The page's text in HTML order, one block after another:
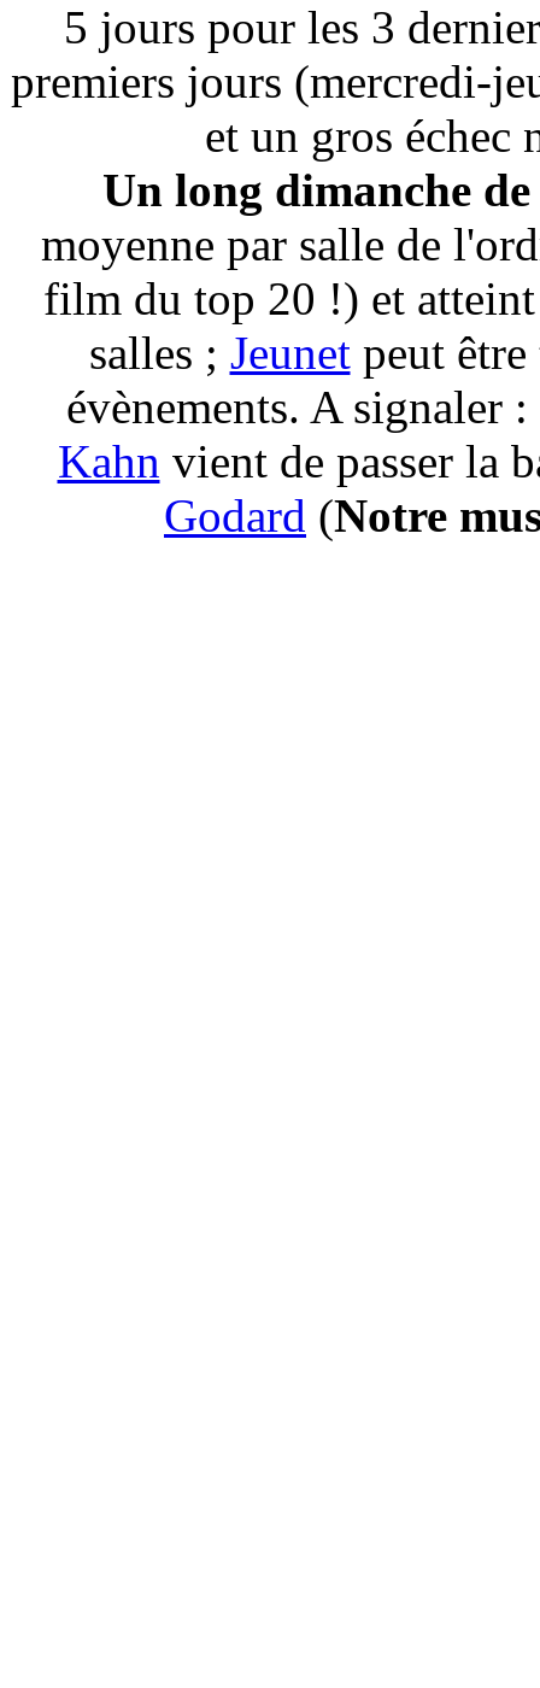
5 jours pour les 3
premiers jours (mercredi-
et un gros échec
Un long dimanche
moyenne par salle de
film du top 20 !) et
salles ; Jeunetpeut être
évènements. A signaler
Kahn vient de passer la
Godard (Notre